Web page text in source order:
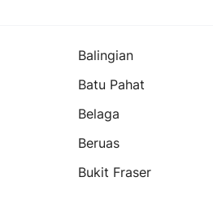
Balingian
Batu Pahat
Belaga
Beruas
Bukit Fraser